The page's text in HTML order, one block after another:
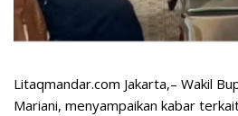
Litaqmandar.com Jakarta,– Wakil
Mariani, menyampaikan kabar